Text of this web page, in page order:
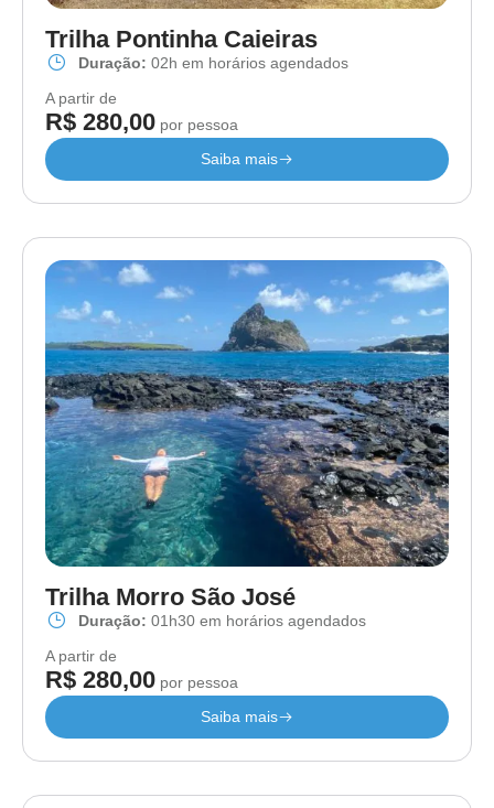
Trilha Pontinha Caieiras
Duração: 02h em horários agendados
A partir de
R$ 280,00 por pessoa
Saiba mais
Trilha Morro São José
Duração: 01h30 em horários agendados
A partir de
R$ 280,00 por pessoa
Saiba mais